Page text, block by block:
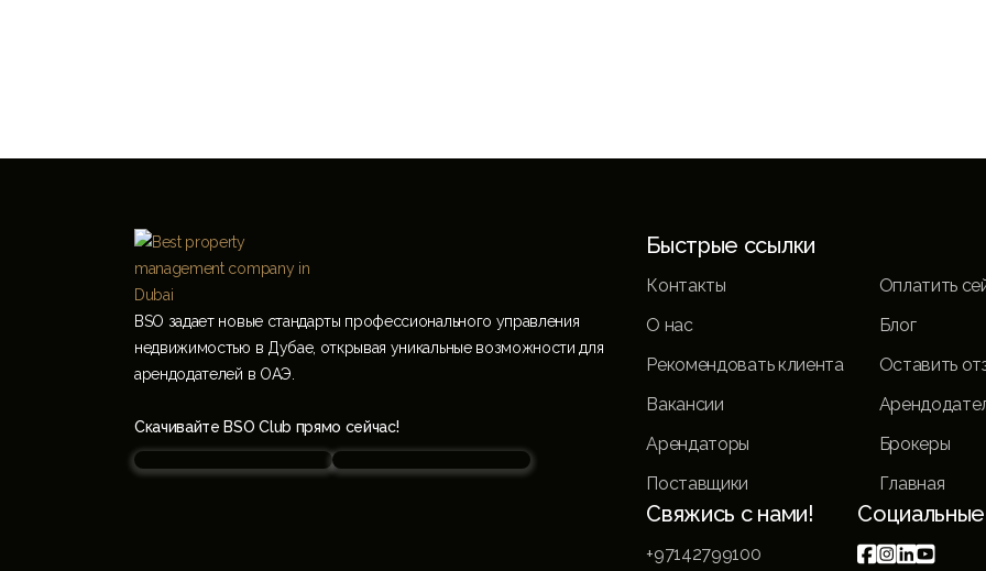
BSO задает новые стандарты профессионального управления
недвижимостью в Дубае, открывая уникальные возможности для
арендодателей в ОАЭ.
Скачивайте BSO Club прямо сейчас!
Быстрые ссылки
Контакты
Оплатить
О нас
Блог
Рекомендовать клиента
Оставить
Вакансии
Арендаторы
Брокеры
Поставщики
Главная
Свяжись с нами!
+97142799100 